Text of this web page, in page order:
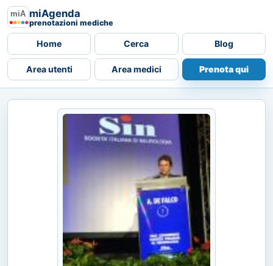
miAgenda
prenotazioni mediche
Home Cerca Blog
Area utenti Area medici Prenota qui